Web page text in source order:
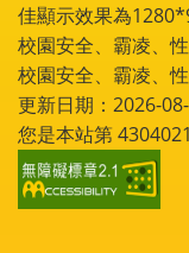
佳顯示效果為
校園安全、霸凌、
校園安全、霸凌、
更新日期：2026-
您是本站第